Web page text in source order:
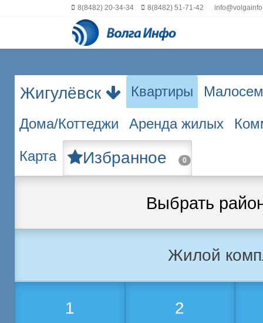
8(8482) 20-34-34 8(8482) 51-71-42
Жигулёвск Квартиры
Дома/Коттеджи Аренда жилых
Карта Избранное 0
Выбрать
Жилой
1 2